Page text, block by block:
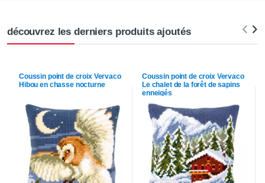
découvrez les derniers produits ajoutés
Coussin point de croix Vervaco
Hibou en chasse nocturne
Coussin point de croix Vervaco
Le chalet de la forêt de sapins
enneigés